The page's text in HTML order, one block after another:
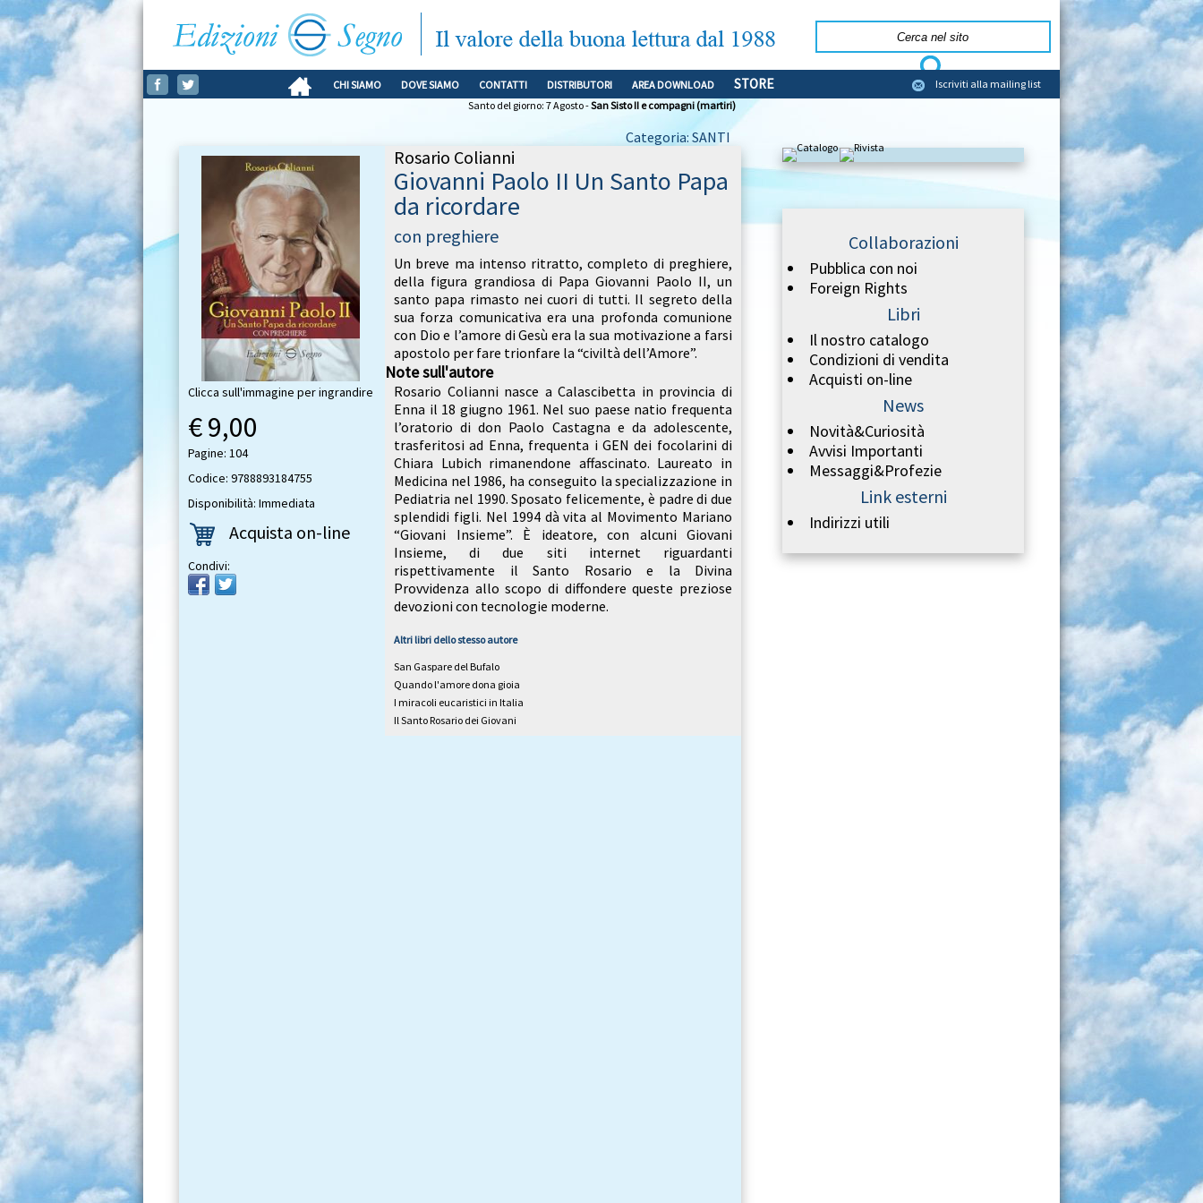
CHI SIAMO DOVE SIAMO CONTATTI DISTRIBUTORI AREA DOWNLOAD STORE
Iscriviti alla mailing list
Santo del giorno: 7 Agosto -San Sisto II e compagni (martiri)
Categoria: SANTI
Rosario Colianni
Giovanni Paolo II Un Santo Papa
da ricordare
con preghiere
Un breve ma intenso ritratto, completo di preghiere,
della figura grandiosa di Papa Giovanni Paolo II, un
santo papa rimasto nei cuori di tutti. Il segreto della
sua forza comunicativa era una profonda comunione
con Dio e l’amore di Gesù era la sua motivazione a farsi
apostolo per fare trionfare la “civiltà dell’Amore”.
Note sull'autore
Rosario Colianni nasce a Calascibetta in provincia di
Enna il 18 giugno 1961. Nel suo paese natio frequenta
l’oratorio di don Paolo Castagna e da adolescente,
trasferitosi ad Enna, frequenta i GEN dei focolarini di
Chiara Lubich rimanendone affascinato. Laureato in
Medicina nel 1986, ha conseguito la specializzazione in
Pediatria nel 1990. Sposato felicemente, è padre di due
splendidi figli. Nel 1994 dà vita al Movimento Mariano
“Giovani Insieme”. È ideatore, con alcuni Giovani
Insieme, di due siti internet riguardanti
rispettivamente il Santo Rosario e la Divina
Provvidenza allo scopo di diffondere queste preziose
devozioni con tecnologie moderne.
Altri libri dello stesso autore
San Gaspare del Bufalo
Quando l'amore dona gioia
I miracoli eucaristici in Italia
Il Santo Rosario dei Giovani
Clicca sull'immagine per ingrandire
€ 9,00
Pagine: 104
Codice: 9788893184755
Disponibilità: Immediata
Acquista on-line
Condivi:
Collaborazioni
Pubblica con noi
Foreign Rights
Libri
Il nostro catalogo
Condizioni di vendita
Acquisti on-line
News
Novità&Curiosità
Avvisi Importanti
Messaggi&Profezie
Link esterni
Indirizzi utili